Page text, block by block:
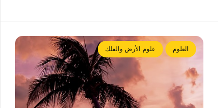
العلوم علوم الأرض والفلك